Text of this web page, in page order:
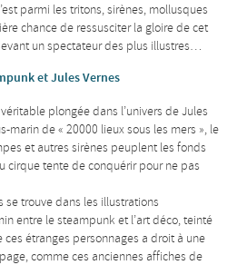
parmi les tritons, sirènes, mollusques
chance de ressusciter la gloire de cet
un spectateur des plus illustres…
et Jules Vernes
plongée dans l’univers de Jules
marin de « 20000 lieux sous les mers », le
et autres sirènes peuplent les fonds
cirque tente de conquérir pour ne pas
se trouve dans les illustrations
entre le steampunk et l’art déco, teinté
étranges personnages a droit à une
comme ces anciennes affiches de